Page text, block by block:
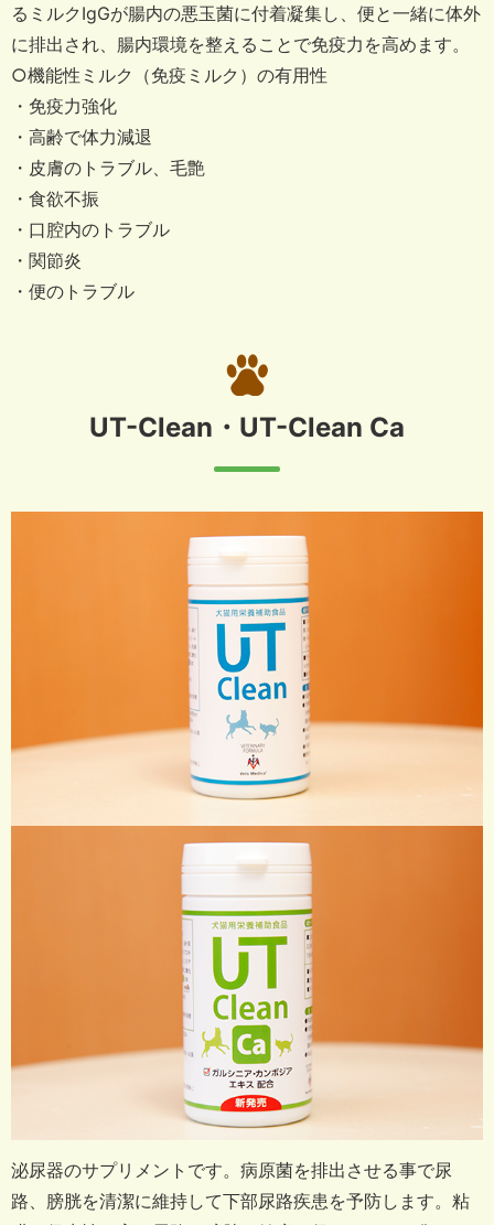
るミルクIgGが腸内の悪玉菌に付着凝集し、便と一緒に体外
に排出され、腸内環境を整えることで免疫力を高めます。
○機能性ミルク（免疫ミルク）の有用性
・免疫力強化
・高齢で体力減退
・皮膚のトラブル、毛艶
・食欲不振
・口腔内のトラブル
・関節炎
・便のトラブル
UT-Clean・UT-Clean Ca
泌尿器のサプリメントです。 病原菌を排出させる事で尿
路、膀胱を清潔に維持して下部尿路疾患を予防します。 粘